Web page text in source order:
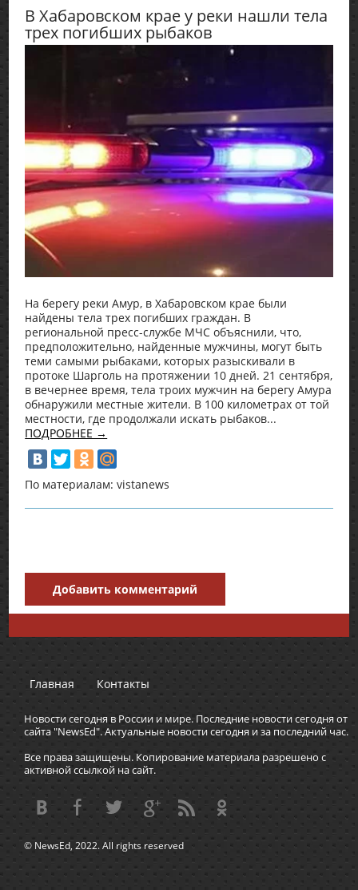
В Хабаровском крае у реки нашли тела
трех погибших рыбаков
На берегу реки Амур, в Хабаровском крае были
найдены тела трех погибших граждан. В
региональной пресс-службе МЧС объяснили, что,
предположительно, найденные мужчины, могут быть
теми самыми рыбаками, которых разыскивали в
протоке Шарголь на протяжении 10 дней. 21 сентября,
в вечернее время, тела троих мужчин на берегу Амура
обнаружили местные жители. В 100 километрах от той
местности, где продолжали искать рыбаков...
ПОДРОБНЕЕ →
По материалам: vistanews
Добавить комментарий
Главная Контакты
Новости сегодня в России и мире. Последние новости сегодня от
сайта "NewsEd". Актуальные новости сегодня и за последний час.
Все права защищены. Копирование материала разрешено с
активной ссылкой на сайт.
© NewsEd, 2022. All rights reserved